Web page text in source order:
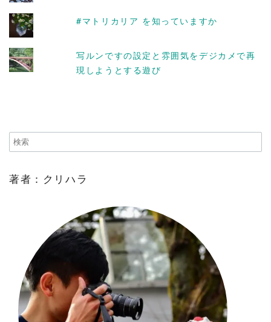
#マトリカリア を知っていますか
写ルンですの設定と雰囲気をデジカメで再
現しようとする遊び
著者：クリハラ